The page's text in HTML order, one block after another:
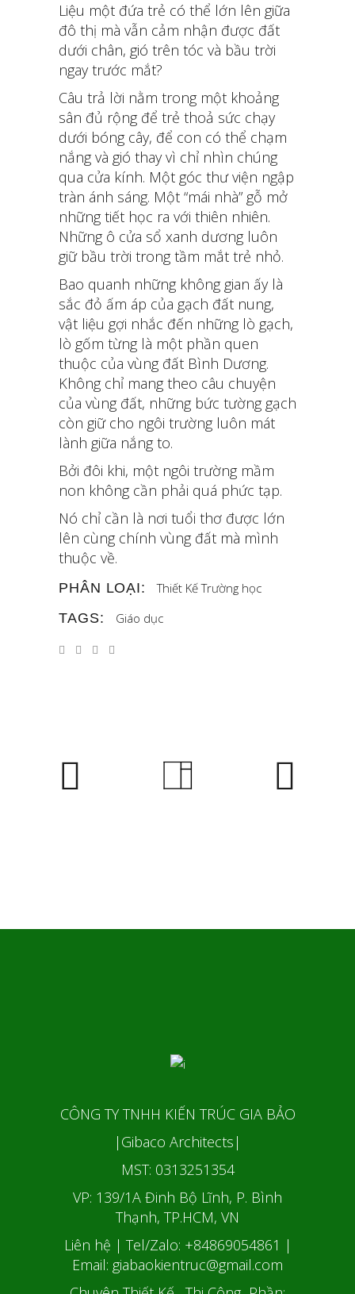
Liệu một đứa trẻ có thể lớn lên giữa
đô thị mà vẫn cảm nhận được đất
dưới chân, gió trên tóc và bầu trời
ngay trước mắt?
Câu trả lời nằm trong một khoảng
sân đủ rộng để trẻ thoả sức chạy
dưới bóng cây, để con có thể chạm
nắng và gió thay vì chỉ nhìn chúng
qua cửa kính. Một góc thư viện ngập
tràn ánh sáng. Một “mái nhà” gỗ mở
những tiết học ra với thiên nhiên.
Những ô cửa sổ xanh dương luôn
giữ bầu trời trong tầm mắt trẻ nhỏ.
Bao quanh những không gian ấy là
sắc đỏ ấm áp của gạch đất nung,
vật liệu gợi nhắc đến những lò gạch,
lò gốm từng là một phần quen
thuộc của vùng đất Bình Dương.
Không chỉ mang theo câu chuyện
của vùng đất, những bức tường gạch
còn giữ cho ngôi trường luôn mát
lành giữa nắng to.
Bởi đôi khi, một ngôi trường mầm
non không cần phải quá phức tạp.
Nó chỉ cần là nơi tuổi thơ được lớn
lên cùng chính vùng đất mà mình
thuộc về.
PHÂN LOẠI: Thiết Kế Trường học
TAGS:
Giáo dục
CÔNG TY TNHH KIẾN TRÚC GIA BẢO
|Gibaco Architects|
MST: 0313251354
VP: 139/1A Đinh Bộ Lĩnh, P. Bình
Thạnh, TP.HCM, VN
Liên hệ | Tel/Zalo: +84869054861 |
Email: giabaokientruc@gmail.com